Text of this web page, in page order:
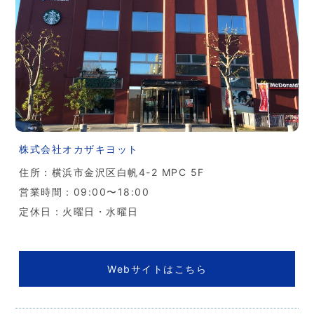
株式会社オカザキヨット
住所：横浜市金沢区白帆4-2 MPC 5F
営業時間：09:00〜18:00
定休日：火曜日・水曜日
Webサイトはこちら